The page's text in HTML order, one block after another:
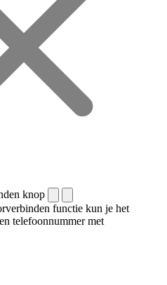
knop
functie kun je het
telefoonnummer met